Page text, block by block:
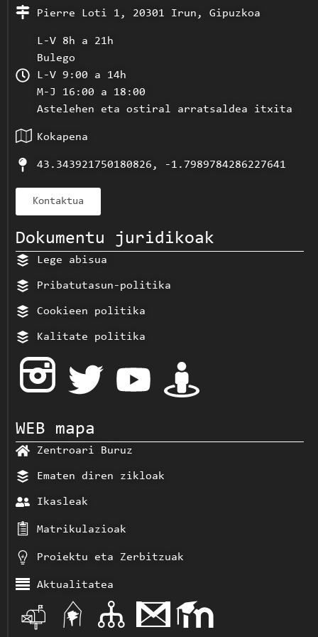
Pierre Loti 1, 20301 Irun, Gipuzkoa
L-V 8h a 21h
Bulego
L-V 9:00 a 14h
M-J 16:00 a 18:00
Astelehen eta ostiral arratsaldea itxita
Kokapena
43.343921750180826, -1.7989784286227641
Kontaktua
Dokumentu juridikoak
Lege abisua
Pribatutasun-politika
Cookieen politika
Kalitate politika
WEB mapa
Zentroari Buruz
Ematen diren zikloak
Ikasleak
Matrikulazioak
Proiektu eta Zerbitzuak
Aktualitatea